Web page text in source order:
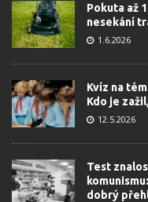
Pokuta až
nesekání
1.6.2026
Kvíz na
Kdo je
12.5.2026
Test
dobrý